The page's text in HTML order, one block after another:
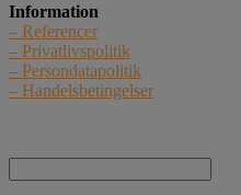
Information
– Referencer
– Privatlivspolitik
– Persondatapolitik
– Handelsbetingelser